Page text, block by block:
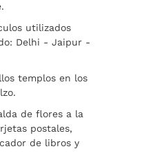
utilizados
Delhi - Jaipur -
templos en los
de flores a la
postales,
de libros y